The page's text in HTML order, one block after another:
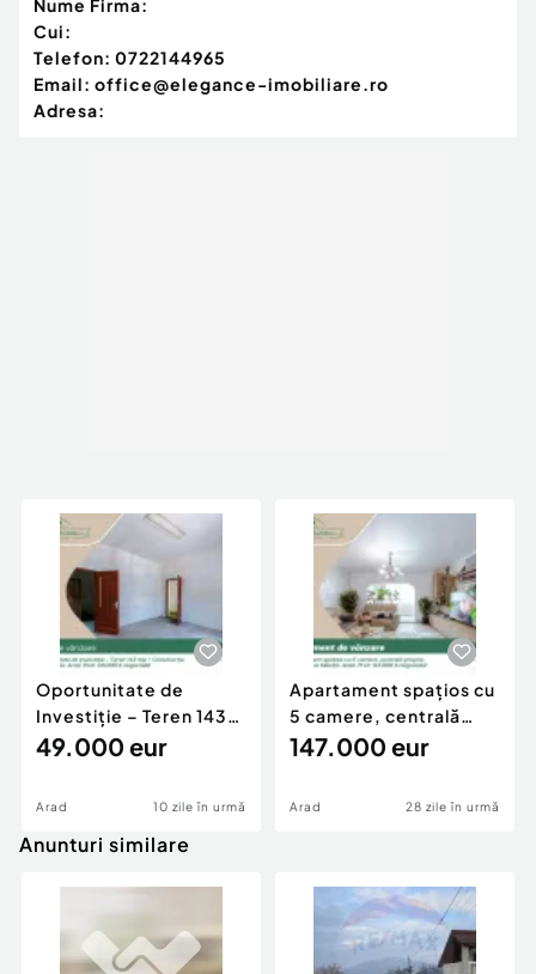
Nume Firma:
Cui:
Telefon: 0722144965
Email: office@elegance-imobiliare.ro
Adresa:
Oportunitate de
Investiție – Teren 143
mp + Construcție,
49.000 eur
Arad 10 zile în urmă
Apartament spațios cu
5 camere, centrală
proprie, zona Mi
147.000 eur
Arad 28 zile în urmă
Anunturi similare